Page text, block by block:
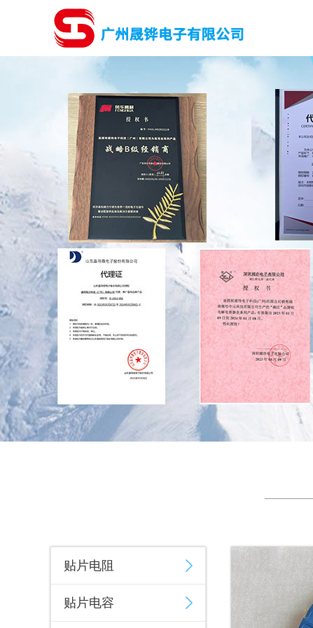
贴片电阻
贴片电容